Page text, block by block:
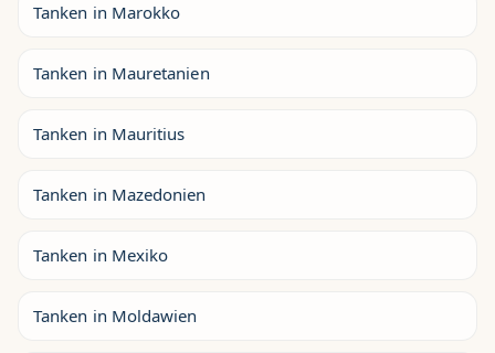
Tanken in Marokko
Tanken in Mauretanien
Tanken in Mauritius
Tanken in Mazedonien
Tanken in Mexiko
Tanken in Moldawien